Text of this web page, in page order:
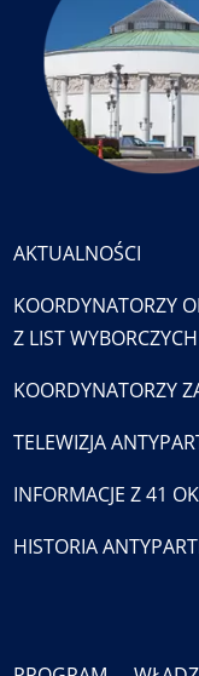
AKTUALNOŚCI
KOORDYNATORZY
Z LIST
KOORDYNATORZY
TELEWIZJA
INFORMACJE Z 41
HISTORIA